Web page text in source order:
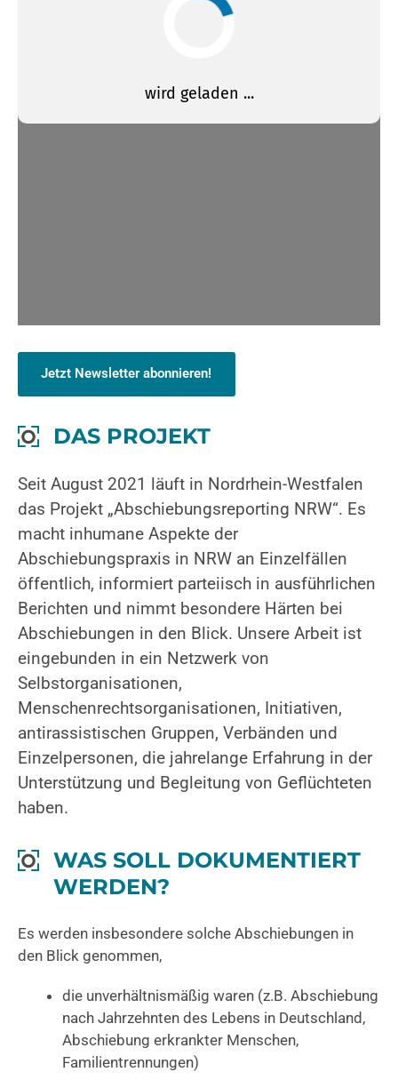
Jetzt Newsletter abonnieren!
DAS PROJEKT
Seit August 2021 läuft in Nordrhein-Westfalen
das Projekt „Abschiebungsreporting NRW“. Es
macht inhumane Aspekte der
Abschiebungspraxis in NRW an Einzelfällen
öffentlich, informiert parteiisch in ausführlichen
Berichten und nimmt besondere Härten bei
Abschiebungen in den Blick. Unsere Arbeit ist
eingebunden in ein Netzwerk von
Selbstorganisationen,
Menschenrechtsorganisationen, Initiativen,
antirassistischen Gruppen, Verbänden und
Einzelpersonen, die jahrelange Erfahrung in der
Unterstützung und Begleitung von Geflüchteten
haben.
WAS SOLL DOKUMENTIERT
WERDEN?
Es werden insbesondere solche Abschiebungen in
den Blick genommen,
die unverhältnismäßig waren (z.B. Abschiebung
nach Jahrzehnten des Lebens in Deutschland,
Abschiebung erkrankter Menschen,
Familientrennungen)